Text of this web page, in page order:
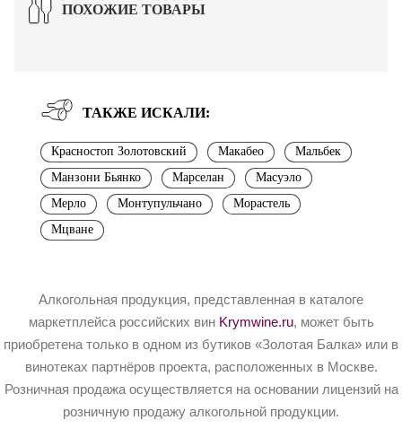
ПОХОЖИЕ ТОВАРЫ
ТАКЖЕ ИСКАЛИ:
Красностоп Золотовский Макабео
Мальбек
Манзони Бьянко
Марселан
Масуэло
Мерло
Монтупульчано
Морастель
Мцване
Алкогольная продукция, представленная в каталоге
маркетплейса российских вин Krymwine.ru, может быть
приобретена только в одном из бутиков «Золотая Балка» или в
винотеках партнёров проекта, расположенных в Москве.
Розничная продажа осуществляется на основании лицензий на
розничную продажу алкогольной продукции.